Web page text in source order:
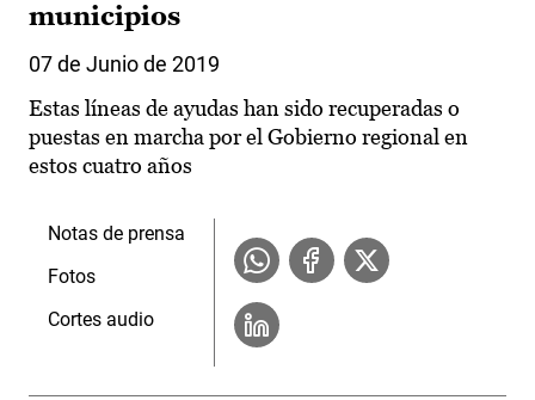
municipios
07 de Junio de 2019
Estas líneas de ayudas han sido recuperadas o
puestas en marcha por el Gobierno regional en
estos cuatro años
Notas de prensa
Fotos
Cortes audio